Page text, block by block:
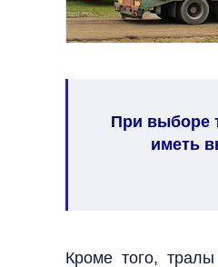
При выборе
иметь
Кроме того,